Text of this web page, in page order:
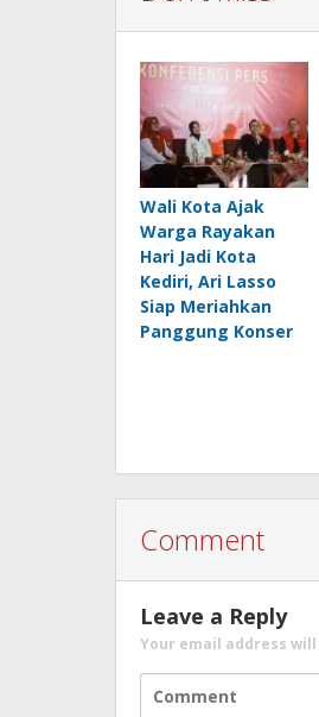
Wali Kota Ajak
Warga Rayakan
Hari Jadi Kota
Kediri, Ari Lasso
Siap Meriahkan
Panggung Konser
Comment
Leave a Reply
Your email address